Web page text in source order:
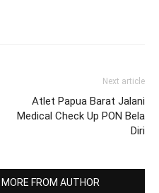
Next article
Atlet Papua Barat Jalani
Medical Check Up PON Bela
Diri
MORE FROM AUTHOR